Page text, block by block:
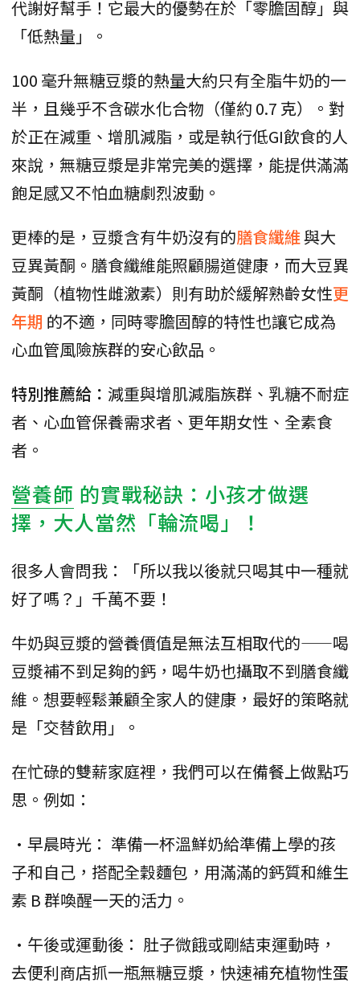
代謝好幫手！它最大的優勢在於「零膽固醇」與
「低熱量」。
100 毫升無糖豆漿的熱量大約只有全脂牛奶的一
半，且幾乎不含碳水化合物（僅約 0.7 克）。對
於正在減重、增肌減脂，或是執行低GI飲食的人
來說，無糖豆漿是非常完美的選擇，能提供滿滿
飽足感又不怕血糖劇烈波動。
更棒的是，豆漿含有牛奶沒有的膳食纖維與大
豆異黃酮。膳食纖維能照顧腸道健康，而大豆異
黃酮（植物性雌激素）則有助於緩解熟齡女性更
年期 的不適，同時零膽固醇的特性也讓它成為
心血管風險族群的安心飲品。
特別推薦給： 減重與增肌減脂族群、乳糖不耐症
者、心血管保養需求者、更年期女性、全素食
者。
營養師 的實戰秘訣：小孩才做選
擇，大人當然「輪流喝」！
很多人會問我：「所以我以後就只喝其中一種就
好了嗎？」千萬不要！
牛奶與豆漿的營養價值是無法互相取代的——喝
豆漿補不到足夠的鈣，喝牛奶也攝取不到膳食纖
維。想要輕鬆兼顧全家人的健康，最好的策略就
是「交替飲用」。
在忙碌的雙薪家庭裡，我們可以在備餐上做點巧
思。例如：
•早晨時光： 準備一杯溫鮮奶給準備上學的孩
子和自己，搭配全穀麵包，用滿滿的鈣質和維生
素 B 群喚醒一天的活力。
•午後或運動後： 肚子微餓或剛結束運動時，
去便利商店抓一瓶無糖豆漿，快速補充植物性蛋